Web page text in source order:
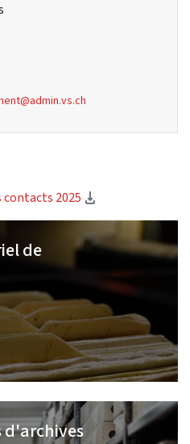
contacts 2025
de
d'archives